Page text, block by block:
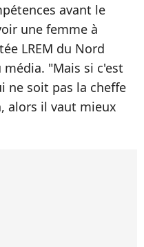
avant le
une femme à
LREM du Nord
"Mais si c'est
ne soit pas la cheffe
alors il vaut mieux